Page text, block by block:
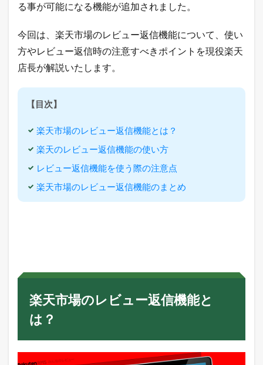
楽
場
の
ビ
返
能
は
？
3
天
能
の
使
方
4
る事が可能になる機能が追加されました。
今回は、楽天市場のレビュー返信機能について、使い
方やレビュー返信時の注意すべきポイントを現役楽天
店長が解説いたします。
【目次】
楽天市場のレビュー返信機能とは？
楽天のレビュー返信機能の使い方
レビュー返信機能を使う際の注意点
楽天市場のレビュー返信機能のまとめ
楽天市場のレビュー返信機能と
は？